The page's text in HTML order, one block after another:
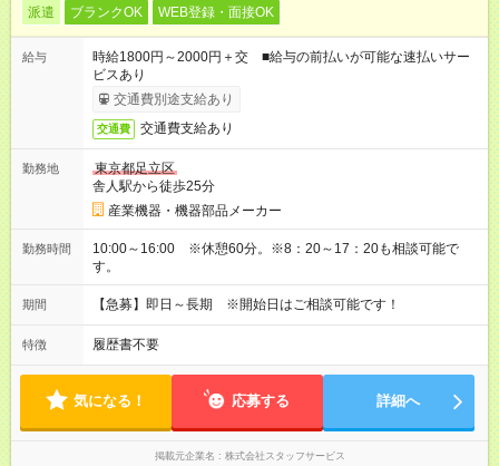
派遣 ブランクOK WEB登録・面接OK
給与
時給1800円～2000円＋交 ■給与の前払いが可能な速払いサー
ビスあり
交通費別途支給あり
交通費 交通費支給あり
勤務地
東京都足立区
舎人駅から徒歩25分
産業機器・機器部品メーカー
勤務時間
10:00～16:00 ※休憩60分。※8：20～17：20も相談可能で
す。
期間 【急募】即日～長期 ※開始日はご相談可能です！
特徴 履歴書不要
気になる！ 応募する 詳細へ
掲載元企業名 株式会社スタッフサービス